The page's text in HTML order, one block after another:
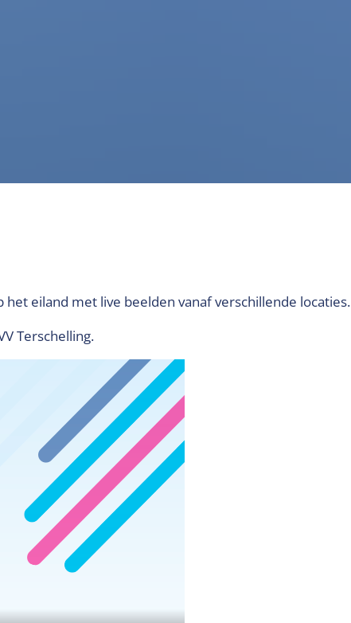
eiland met live beelden vanaf verschillende locaties.
Terschelling.